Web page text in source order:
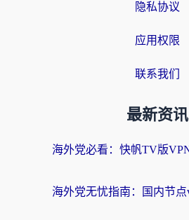
隐私协议
应用权限
联系我们
最新资讯